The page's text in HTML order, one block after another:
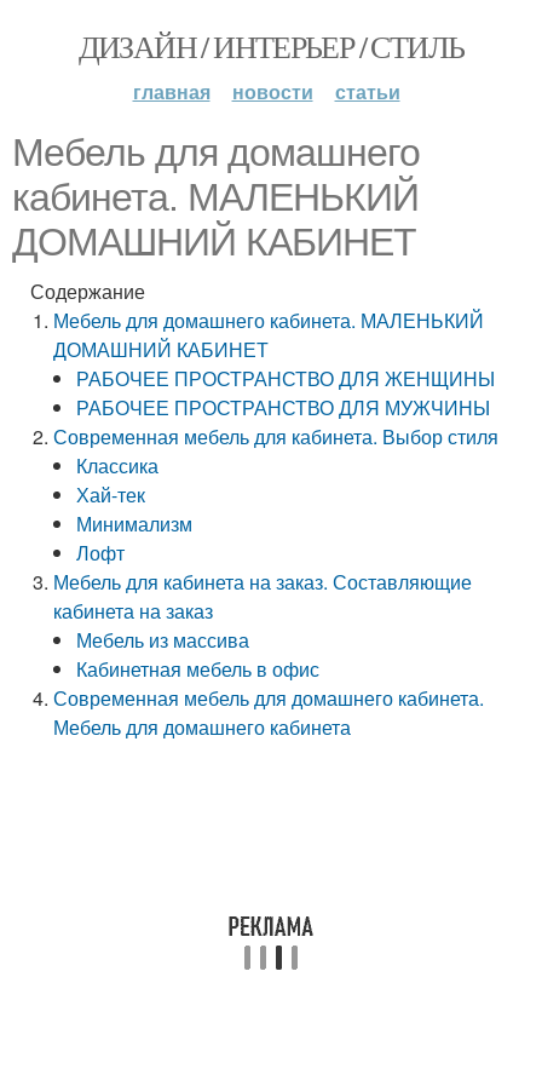
ДИЗАЙН / ИНТЕРЬЕР / СТИЛЬ
главная новости статьи
Мебель для домашнего
кабинета. МАЛЕНЬКИЙ
ДОМАШНИЙ КАБИНЕТ
Содержание
Мебель для домашнего кабинета. МАЛЕНЬКИЙ
ДОМАШНИЙ КАБИНЕТ
РАБОЧЕЕ ПРОСТРАНСТВО ДЛЯ ЖЕНЩИНЫ
РАБОЧЕЕ ПРОСТРАНСТВО ДЛЯ МУЖЧИНЫ
Современная мебель для кабинета. Выбор стиля
Классика
Хай-тек
Минимализм
Лофт
Мебель для кабинета на заказ. Составляющие
кабинета на заказ
Мебель из массива
Кабинетная мебель в офис
Современная мебель для домашнего кабинета.
Мебель для домашнего кабинета